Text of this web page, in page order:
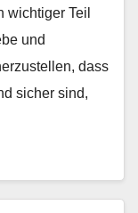
wichtiger Teil
und
dass
sicher sind,